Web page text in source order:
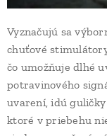
Vyznačujú sa
chuťové
čo umožňuje dlhé
potravinového
uvarení, idú
ktoré v priebehu